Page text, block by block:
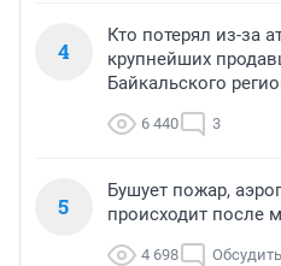
4
Кто потерял из-за
крупнейших
Байкальского
6 440 3
5
Бушует пожар,
происходит после
4 698 Обсудить